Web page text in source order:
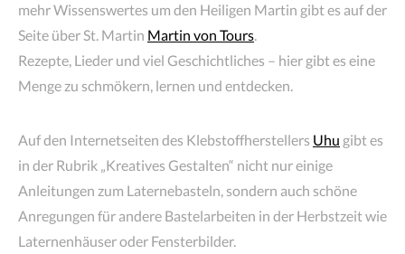
mehr Wissenswertes um den Heiligen Martin gibt es auf der
Seite über St. Martin Martin von Tours.
Rezepte, Lieder und viel Geschichtliches – hier gibt es eine
Menge zu schmökern, lernen und entdecken.
Auf den Internetseiten des Klebstoffherstellers Uhu gibt es
in der Rubrik „Kreatives Gestalten“ nicht nur einige
Anleitungen zum Laternebasteln, sondern auch schöne
Anregungen für andere Bastelarbeiten in der Herbstzeit wie
Laternenhäuser oder Fensterbilder.